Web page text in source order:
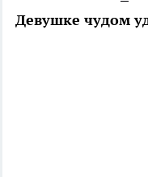
Девушке чудом